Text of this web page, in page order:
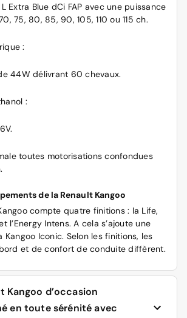
Extra Blue dCi FAP avec une puissance
75, 80, 85, 90, 105, 110 ou 115 ch.
:
44W délivrant 60 chevaux.
:
toutes motorisations confondues
de la Renault Kangoo
compte quatre finitions : la Life,
l’Energy Intens. A cela s’ajoute une
Kangoo Iconic. Selon les finitions, les
et de confort de conduite diffèrent.
Kangoo d’occasion
en toute sérénité avec